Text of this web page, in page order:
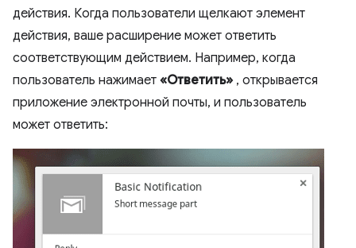
действия. Когда пользователи щелкают элемент
действия, ваше расширение может ответить
соответствующим действием. Например, когда
пользователь нажимает «Ответить» , открывается
приложение электронной почты, и пользователь
может ответить: